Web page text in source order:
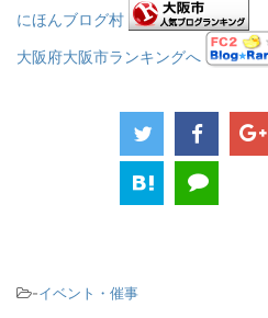
にほんブログ村
大阪府大阪市ランキングへ
-イベント・催事